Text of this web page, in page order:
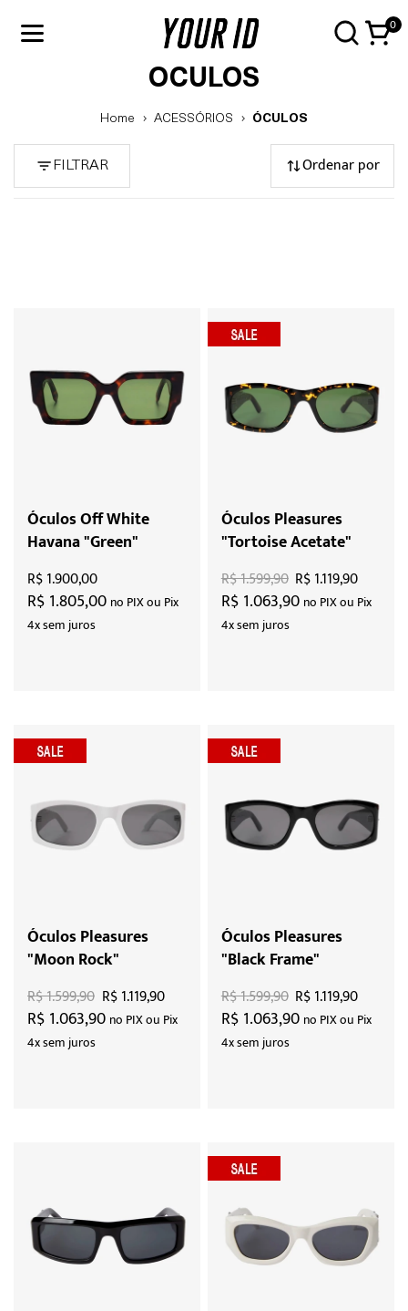
0
ÓCULOS
Home ACESSÓRIOS ÓCULOS
FILTRAR Ordenar por
Óculos Off White
Havana "Green"
R$ 1.805,00 no PIX ou Pix
4x sem juros
R$ 1.900,00
Óculos Pleasures
"Tortoise Acetate"
R$ 1.063,90 no PIX ou Pix
4x sem juros
R$ 1.599,90 R$ 1.119,90
Óculos Pleasures
"Moon Rock"
R$ 1.063,90 no PIX ou Pix
4x sem juros
R$ 1.599,90 R$ 1.119,90
Óculos Pleasures
"Black Frame"
R$ 1.063,90 no PIX ou Pix
4x sem juros
R$ 1.599,90 R$ 1.119,90